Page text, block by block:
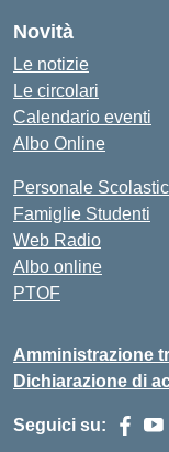
Novità
Le notizie
Le circolari
Calendario eventi
Albo Online
Personale
Famiglie Studenti
Web Radio
Albo online
PTOF
Amministrazione
Dichiarazione di
Seguici su: